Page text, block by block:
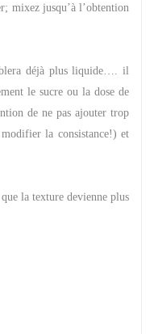
mixez jusqu’à l’obtention
déjà plus liquide…. il
le sucre ou la dose de
de ne pas ajouter trop
la consistance!) et
la texture devienne plus